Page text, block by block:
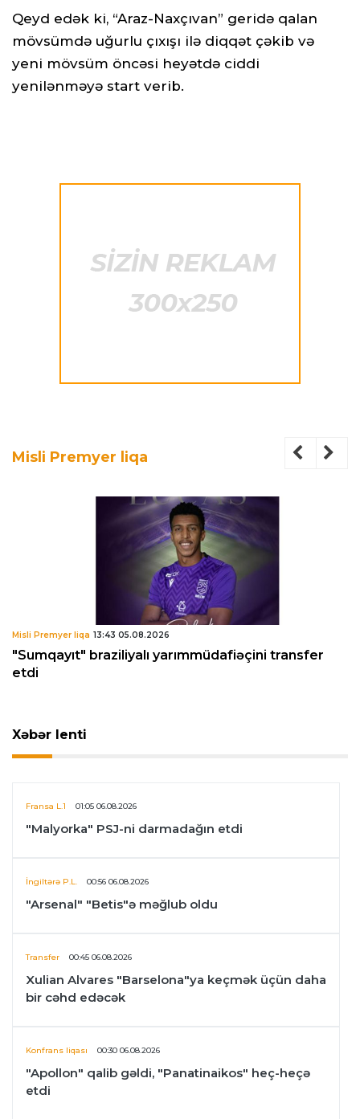
Qeyd edək ki, “Araz-Naxçıvan” geridə qalan
mövsümdə uğurlu çıxışı ilə diqqət çəkib və
yeni mövsüm öncəsi heyətdə ciddi
yenilənməyə start verib.
Misli Premyer liqa
Misli Premyer liqa 13:43 05.08.2026
"Sumqayıt" braziliyalı yarımmüdafiəçini transfer
etdi
Xəbər lenti
Fransa L.1 01:05 06.08.2026
"Malyorka" PSJ-ni darmadağın etdi
İngiltərə P.L. 00:56 06.08.2026
"Arsenal" "Betis"ə məğlub oldu
Transfer 00:45 06.08.2026
Xulian Alvares "Barselona"ya keçmək üçün daha
bir cəhd edəcək
Konfrans liqası 00:30 06.08.2026
"Apollon" qalib gəldi, "Panatinaikos" heç-heçə
etdi